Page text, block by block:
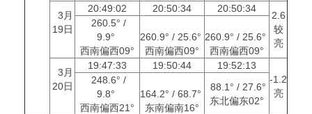
3月
19日
20:49:02 20:50:34 20:50:34
2.6
较
亮
260.5° /
9.9°
西南偏西09°
260.9° / 25.6°
西南偏西09°
260.9° / 25.6°
西南偏西09°
3月
20日
19:47:33 19:50:44
19:52:13
-1.2
亮
248.6° /
9.8°
西南偏西21°
164.2° / 68.7°
东南偏南16°
88.1° / 27.6°
东北偏东02°